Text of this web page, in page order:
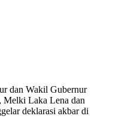
dan Wakil Gubernur
Melki Laka Lena dan
deklarasi akbar di